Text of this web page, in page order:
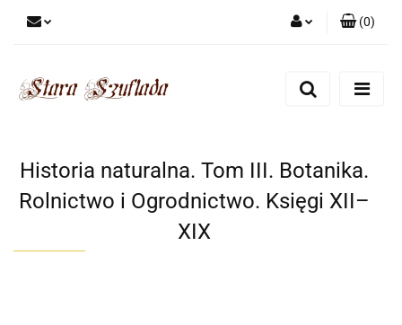
Zarejestruj się
(0)
Historia naturalna. Tom III. Botanika.
Rolnictwo i Ogrodnictwo. Księgi XII–
XIX